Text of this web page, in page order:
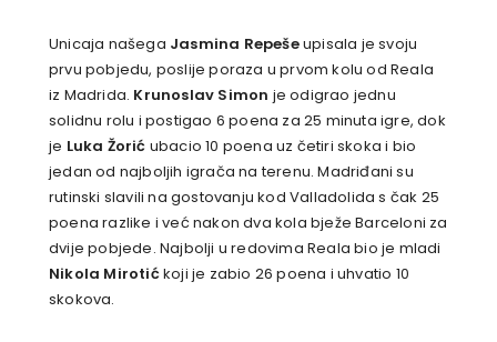
Unicaja našega Jasmina Repešeupisala je svoju
prvu pobjedu, poslije poraza u prvom kolu od Reala
iz Madrida. Krunoslav Simon je odigrao jednu
solidnu rolu i postigao 6 poena za 25 minuta igre, dok
je Luka Žorić ubacio 10 poena uz četiri skoka i bio
jedan od najboljih igrača na terenu. Madriđani su
rutinski slavili na gostovanju kod Valladolida s čak 25
poena razlike i već nakon dva kola bježe Barceloni za
dvije pobjede. Najbolji u redovima Reala bio je mladi
Nikola Mirotićkoji je zabio 26 poena i uhvatio 10
skokova.